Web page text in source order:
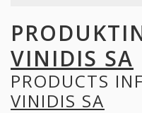
VINIDIS SA
PRODUCTS
VINIDIS SA